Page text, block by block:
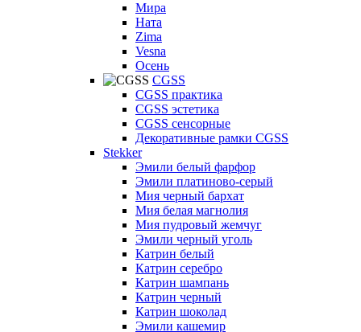
Мира
Ната
Zima
Vesna
Осень
CGSS
CGSS практика
CGSS эстетика
CGSS сенсорные
Декоративные рамки CGSS
Stekker
Эмили белый фарфор
Эмили платиново-серый
Мия черный бархат
Мия белая магнолия
Мия пудровый жемчуг
Эмили черный уголь
Катрин белый
Катрин серебро
Катрин шампань
Катрин черный
Катрин шоколад
Эмили кашемир